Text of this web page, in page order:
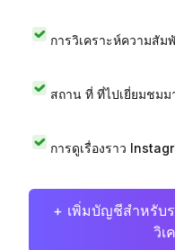
การวิเคราะห์ความสัม
สถาน ที่ ที่ไปเยี่ยมชมม
การดูเรื่องราว
+ เพิ่มบัญชีสำหรับ
วิเ